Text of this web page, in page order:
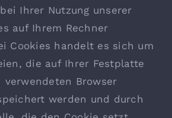
Ihrer Nutzung unserer
auf Ihrem Rechner
Cookies handelt es sich um
die auf Ihrer Festplatte
verwendeten Browser
werden und durch